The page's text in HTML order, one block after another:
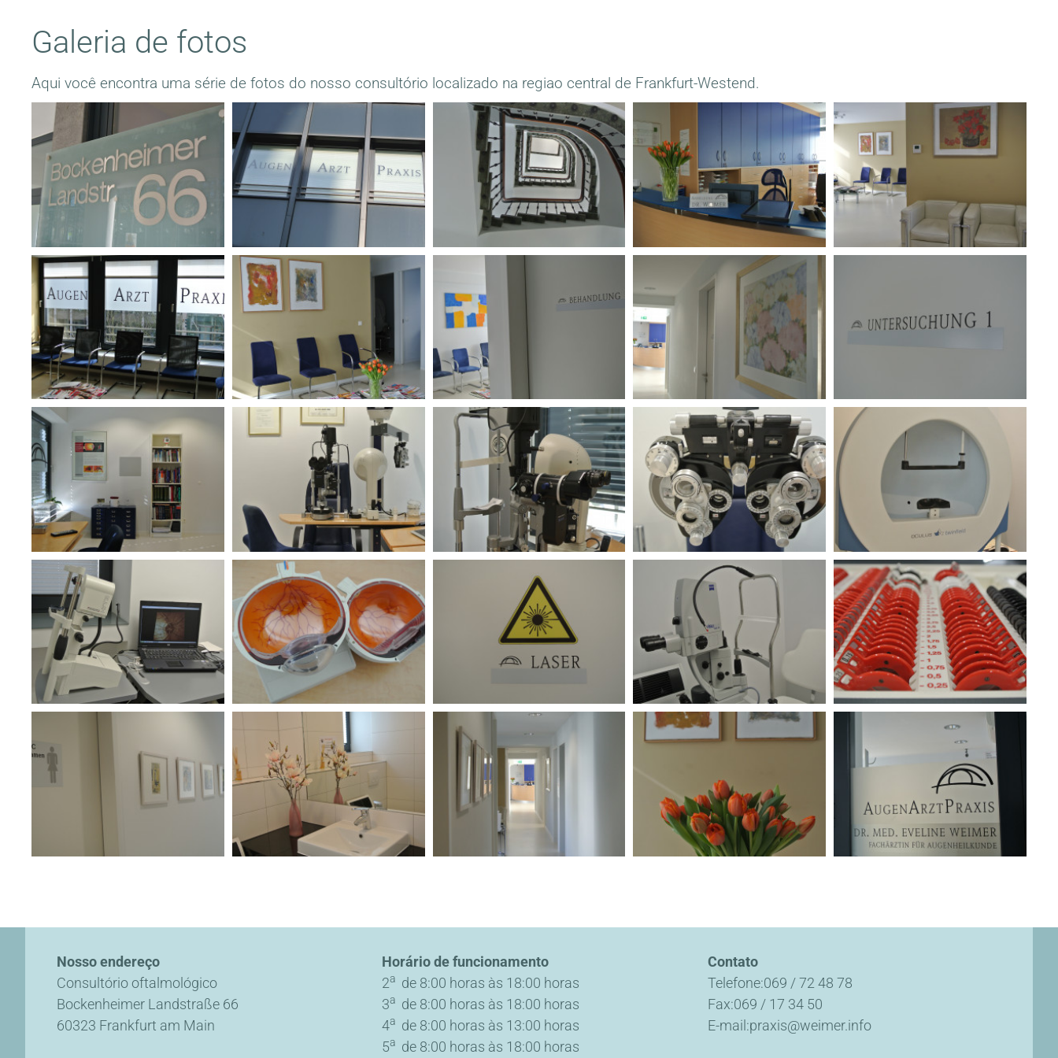
Galeria de fotos
Aqui você encontra uma série de fotos do nosso consultório localizado na regiao central de Frankfurt-Westend.
Nosso endereço
Consultório oftalmológico
Bockenheimer Landstraße 66
60323 Frankfurt am Main
Horário de funcionamento
2a de 8:00 horas às 18:00 horas
3a de 8:00 horas às 18:00 horas
4a de 8:00 horas às 13:00 horas
5a de 8:00 horas às 18:00 horas
Contato
Telefone 069 / 72 48 78
Fax 069 / 17 34 50
E-mail praxis@weimer.info